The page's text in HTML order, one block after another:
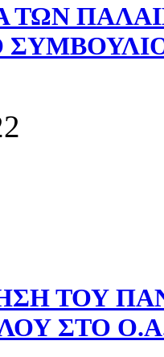
ΤΩΝ
ΤΟΥ
ΣΤΟ